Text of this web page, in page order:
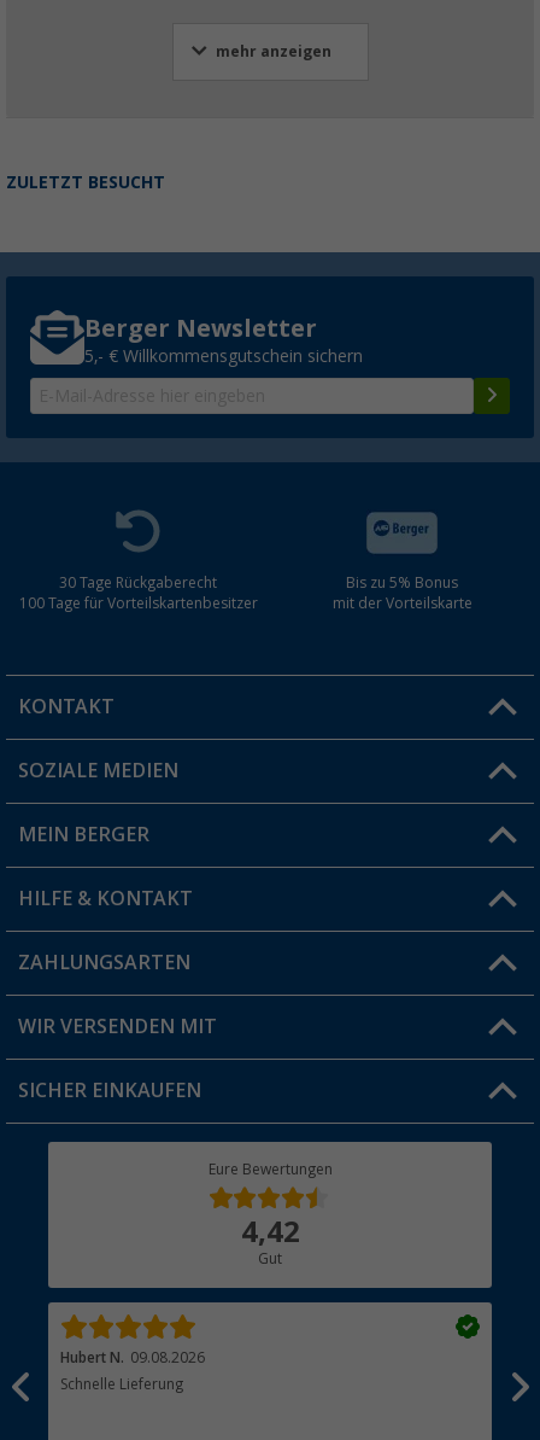
mehr anzeigen
ZULETZT BESUCHT
Berger Newsletter
5,- € Willkommensgutschein sichern
30 Tage Rückgaberecht
100 Tage für Vorteilskartenbesitzer
Bis zu 5% Bonus
mit der Vorteilskarte
KONTAKT
Du hast eine Frage?
Filiale finden
SOZIALE MEDIEN
MEIN BERGER
Vorteilskarte
Blog
Jobs & Karriere
HILFE & KONTAKT
FAQ & Kontakt
Versandinformationen
Rücksendung
ZAHLUNGSARTEN
WIR VERSENDEN MIT
SICHER EINKAUFEN
Eure Bewertungen
4,42
Gut
Hubert N. 09.08.2026
Schnelle Lieferung